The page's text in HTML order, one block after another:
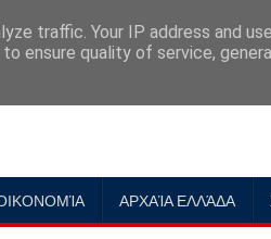
ΑΡΧΑΊΑ ΕΛΛΆΔΑ
traffic. Your IP address and
ensure quality of service,